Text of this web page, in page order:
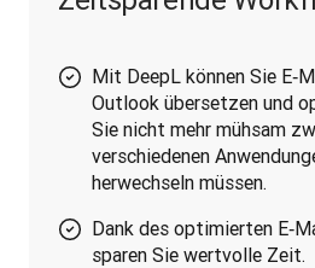
Mit DeepL können Sie
Outlook übersetzen und
Sie nicht mehr mühsam
verschiedenen
herwechseln müssen.
Dank des optimierten
sparen Sie wertvolle Zeit.